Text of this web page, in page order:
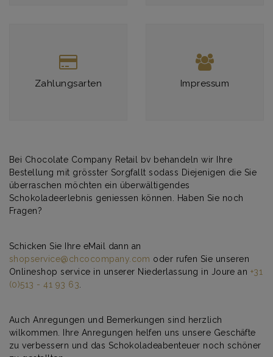
Zahlungsarten Impressum
Bei Chocolate Company Retail bv behandeln wir Ihre
Bestellung mit grösster Sorgfallt sodass Diejenigen die Sie
überraschen möchten ein überwältigendes
Schokoladeerlebnis geniessen können. Haben Sie noch
Fragen?
Schicken Sie Ihre eMail dann an
shopservice@chcocompany.com oder rufen Sie unseren
Onlineshop service in unserer Niederlassung in Joure an +31
(0)513 - 41 93 63
Auch Anregungen und Bemerkungen sind herzlich
wilkommen. Ihre Anregungen helfen uns unsere Geschäfte
zu verbessern und das Schokoladeabenteuer noch schöner